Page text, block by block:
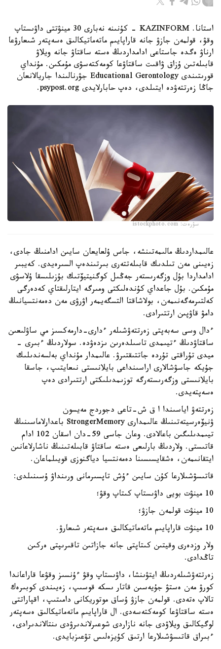
استانا. KAZINFORM - كۇنىنە نەبارى 30 مينۋتتى داۋىستاپ
وقۋ، قولمەن جازۋ جانە قاراپايىم ماتەماتيكالىق ەسەپتەر شىعارۋعا
ارناۋ ەگدە جاستاعى ادامداردىڭ ەستە ساقتاۋ جانە ويلاۋ
قابىلەتىن ۇزاق ۋاقىت ساقتاۋعا كومەكتەسۋى مۇمكىن. مۇنداي
قورىتىندى Educational Gerontology جۋرنالىندا جاريالانعان
جاڭا زەرتتەۋدە ايتىلدى، دەپ حابارلايدى psypost.org.
سۋرەت: istockphoto.com
عالىمداردىڭ مالىمەتىنشە، جاس ۇلعايعان سايىن ادامنىڭ جادى،
زەيىنى مەن تىلدىك قابىلەتتەرى بىرتىندەپ السىرەيدى. كەيبىر
ادامداردا بۇل وزگەرىستەر جەڭىل كوگنيتيۆتىك بۇزىلىسقا ۇلاسۋى
مۇمكىن. بۇل جاعداي كۇندەلىكتى ومىرگە ايتارلىقتاي كەدەرگى
كەلتىرمەگەنىمەن، بولاشاقتا التسگەيمەر اۋرۋى مەن دەمەنتسيانىڭ
دامۋ قاۋپىن ارتتىرادى.
ءدال وسى سەبەپتى زەرتتەۋشىلەر ءدارى-دارمەكسىز مي ساۋلىعىن
ساقتاۋدىڭ ءتيىمدى تاسىلدەرىن ىزدەۋدە. سولاردىڭ ءبىرى -
ميدى تۇراقتى تۇردە جاتتىقتىرۋ. عالىمدار مۇنداي بەلسەندىلىك
جۇيكە جاسۋشالارى اراسىنداعى بايلانىستى نىعايتىپ، جاسقا
بايلانىستى وزگەرىستەرگە توزىمدىلىكتى ارتتىرادى دەپ
ەسەپتەيدى.
زەرتتەۋ اياسىندا ا ق ش-تاعى دجوردج مەيسون
ۋنيۆەرسيتەتىنىڭ عالىمدارى StrongerMemory باعدارلاماسىنىڭ
تيىمدىلىگىن باعالادى. وعان جاسى 59-دان اسقان 102 ادام
قاتىستى. ولاردىڭ بارلىعى ەستە ساقتاۋ قابىلەتىنىڭ ناشارلاعانىن
ايتقانىمەن، ەشقايسىسىنا دەمەنتسيا دياگنوزى قويىلماعان.
قاتىسۋشىلارعا كۇن سايىن ءۇش تاپسىرمانى ورىنداۋ ۇسىنىلدى:
10 مينۋت بويى داۋىستاپ كىتاپ وقۋ؛
10 مينۋت قولمەن جازۋ؛
10 مينۋت قاراپايىم ماتەماتيكالىق ەسەپتەر شىعارۋ.
ولار وزدەرى وقيتىن كىتاپتى جانە جازاتىن تاقىرىپتى ەركىن
تاڭدادى.
زەرتتەۋشىلەردىڭ ايتۋىنشا، داۋىستاپ وقۋ ءۇنسىز وقۋعا قاراعاندا
كورۋ مەن ەستۋ جۇيەسىن قاتار ىسكە قوسىپ، زەيىندى كوبىرەك
تالاپ ەتەدى. قولمەن جازۋ ۇساق موتوريكانى دامىتىپ، اقپاراتتى
ەستە ساقتاۋعا كومەكتەسەدى. ال قاراپايىم ماتەماتيكالىق ەسەپتەر
لوگيكالىق ويلاۋدى جانە نازاردى شوعىرلاندىرۋدى ىنتالاندىرادى،
ءبىراق قاتىسۋشىلارعا ارتىق كۇيزەلىس تۋعىزبايدى.